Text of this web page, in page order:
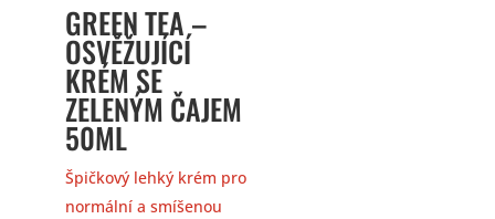
GREEN TEA –
OSVĚŽUJÍCÍ
KRÉM SE
ZELENÝM ČAJEM
50ML
Špičkový lehký krém pro
normální a smíšenou